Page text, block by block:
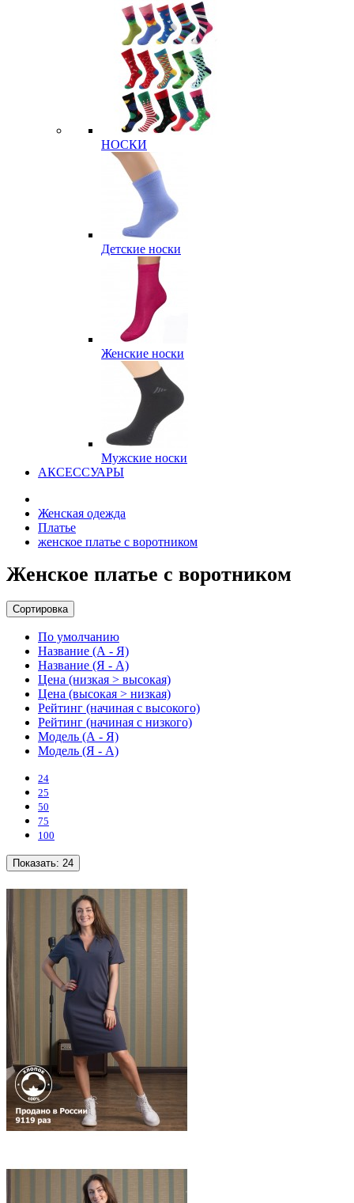
НОСКИ
Детские носки
Женские носки
Мужские носки
АКСЕССУАРЫ
Женская одежда
Платье
женское платье с воротником
Женское платье с воротником
Сортировка
По умолчанию
Название (А - Я)
Название (Я - А)
Цена (низкая > высокая)
Цена (высокая > низкая)
Рейтинг (начиная с высокого)
Рейтинг (начиная с низкого)
Модель (А - Я)
Модель (Я - А)
24
25
50
75
100
Показать: 24